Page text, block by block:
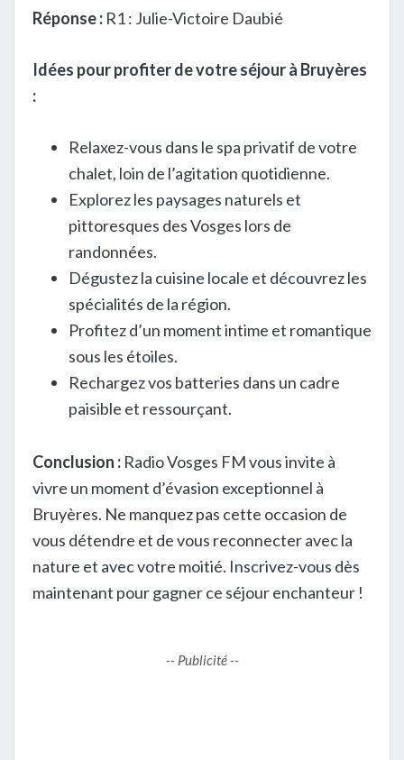
Réponse : R1 : Julie-Victoire Daubié
Idées pour profiter de votre séjour à Bruyères
:
Relaxez-vous dans le spa privatif de votre
chalet, loin de l’agitation quotidienne.
Explorez les paysages naturels et
pittoresques des Vosges lors de
randonnées.
Dégustez la cuisine locale et découvrez les
spécialités de la région.
Profitez d’un moment intime et romantique
sous les étoiles.
Rechargez vos batteries dans un cadre
paisible et ressourçant.
Conclusion : Radio Vosges FM vous invite à
vivre un moment d’évasion exceptionnel à
Bruyères. Ne manquez pas cette occasion de
vous détendre et de vous reconnecter avec la
nature et avec votre moitié. Inscrivez-vous dès
maintenant pour gagner ce séjour enchanteur !
-- Publicité --